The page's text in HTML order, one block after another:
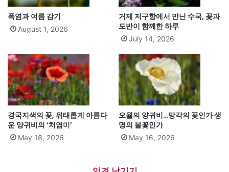
폭염과 여름 감기
August 1, 2026
거제 저구항에서 만난 수국, 꽃과
도반이 함께한 하루
July 14, 2026
경국지색의 꽃, 위태롭게 아름다
운 양귀비의 ‘처염미’
May 18, 2026
오월의 양귀비…망각의 꽃인가 생
명의 불꽃인가
May 16, 2026